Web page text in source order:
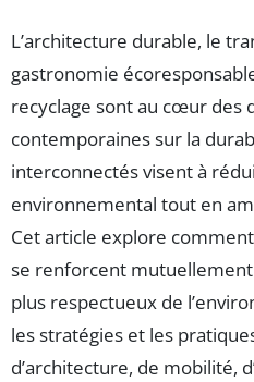
L’architecture durable, le
gastronomie
recyclage sont au cœur des
contemporaines sur la
interconnectés visent à
environnemental tout en
Cet article explore
se renforcent
plus respectueux de
les stratégies et les
d’architecture, de mobilité,